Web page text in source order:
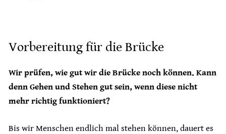
Vorbereitung für die Brücke
Wir prüfen, wie gut wir die Brücke noch können. Kann
denn Gehen und Stehen gut sein, wenn diese nicht
mehr richtig funktioniert?
Bis wir Menschen endlich mal stehen können, dauert es